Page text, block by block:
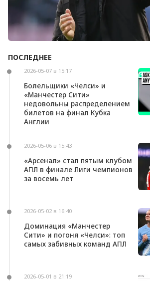
Андони Ираола может возглавить
ПОСЛЕДНЕЕ
2026-05-07 в 15:17
Болельщики «Челси» и
«Манчестер Сити»
недовольны распределением
билетов на финал Кубка
Англии
2026-05-06 в 15:43
«Арсенал» стал пятым клубом
АПЛ в финале Лиги чемпионов
за восемь лет
2026-05-02 в 16:40
Доминация «Манчестер
Сити» и погоня «Челси»: топ
самых забивных команд АПЛ
2026-05-01 в 21:19